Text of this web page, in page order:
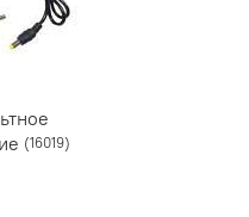
(16019)